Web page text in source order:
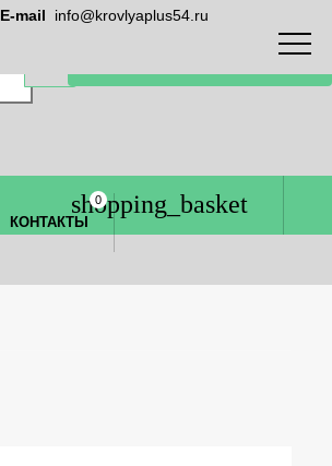
E-mail info@krovlyaplus54.ru
КОНТАКТЫ
0